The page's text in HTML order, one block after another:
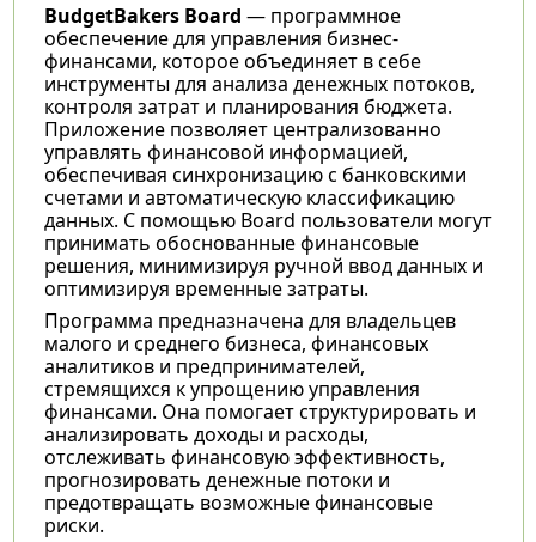
BudgetBakers Board — программное
обеспечение для управления бизнес-
финансами, которое объединяет в себе
инструменты для анализа денежных потоков,
контроля затрат и планирования бюджета.
Приложение позволяет централизованно
управлять финансовой информацией,
обеспечивая синхронизацию с банковскими
счетами и автоматическую классификацию
данных. С помощью Board пользователи могут
принимать обоснованные финансовые
решения, минимизируя ручной ввод данных и
оптимизируя временные затраты.
Программа предназначена для владельцев
малого и среднего бизнеса, финансовых
аналитиков и предпринимателей,
стремящихся к упрощению управления
финансами. Она помогает структурировать и
анализировать доходы и расходы,
отслеживать финансовую эффективность,
прогнозировать денежные потоки и
предотвращать возможные финансовые
риски.